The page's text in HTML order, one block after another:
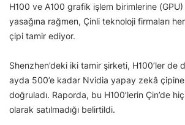
H100 ve A100 grafik işlem birimlerine
yasağına rağmen, Çinli teknoloji firmaları her
çipi tamir ediyor.
Shenzhen’deki iki tamir şirketi, H100’ler de
ayda 500’e kadar Nvidia yapay zekâ
doğruladı. Raporda, bu H100’lerin Çin’de
olarak satılmadığı belirtildi.